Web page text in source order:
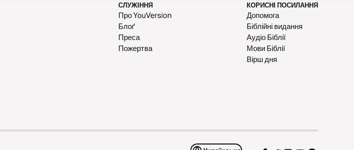
СЛУЖІННЯ
Про YouVersion
Блоґ
Преса
Пожертва
КОРИСНІ ПОСИЛАННЯ
Допомога
Біблійні видання
Аудіо Біблії
Мови Біблії
Вірш дня